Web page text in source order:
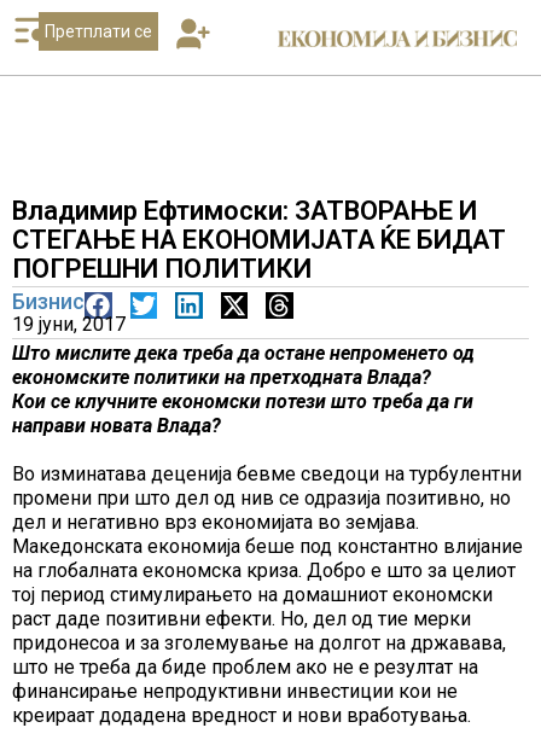
Претплати се
Владимир Ефтимоски: ЗАТВОРАЊЕ И
СТЕГАЊЕ НА ЕКОНОМИЈАТА ЌЕ БИДАТ
ПОГРЕШНИ ПОЛИТИКИ
Бизнис
19 јуни, 2017
Што мислите дека треба да остане непроменето од
економските политики на претходната Влада?
Кои се клучните економски потези што треба да ги
направи новата Влада?
Во изминатава деценија бевме сведоци на турбулентни
промени при што дел од нив се одразија позитивно, но
дел и негативно врз економијата во земјава.
Македонската економија беше под константно влијание
на глобалната економска криза. Добро е што за целиот
тој период стимулирањето на домашниот економски
раст даде позитивни ефекти. Но, дел од тие мерки
придонесоа и за зголемување на долгот на државава,
што не треба да биде проблем ако не е резултат на
финансирање непродуктивни инвестиции кои не
креираат додадена вредност и нови вработувања.